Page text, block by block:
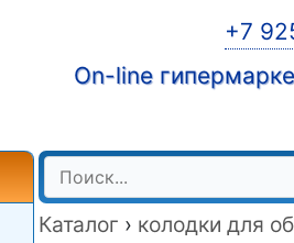
+7
On-line
Каталог › колодки для